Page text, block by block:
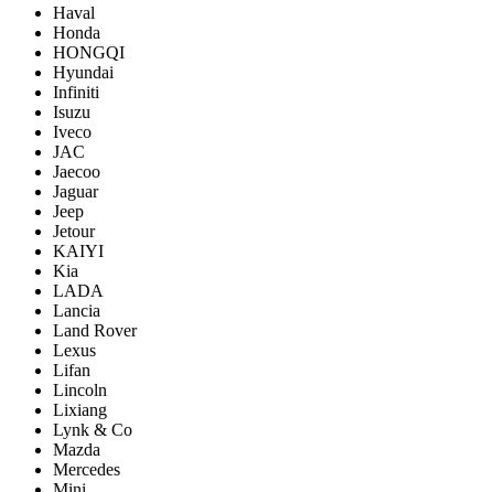
Haval
Honda
HONGQI
Hyundai
Infiniti
Isuzu
Iveco
JAC
Jaecoo
Jaguar
Jeep
Jetour
KAIYI
Kia
LADA
Lancia
Land Rover
Lexus
Lifan
Lincoln
Lixiang
Lynk & Co
Mazda
Mercedes